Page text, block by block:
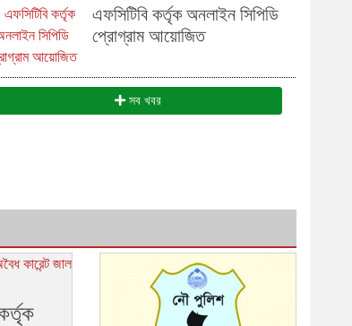
এফসিটিবি কর্তৃক অনলাইন সিপিডি
প্রোগ্রাম আয়োজিত
সব খবর